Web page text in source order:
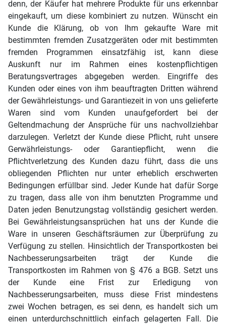
denn, der Käufer hat mehrere Produkte für uns erkennbar
eingekauft, um diese kombiniert zu nutzen. Wünscht ein
Kunde die Klärung, ob von Ihm gekaufte Ware mit
bestimmten fremden Zusatzgeräten oder mit bestimmten
fremden Programmen einsatzfähig ist, kann diese
Auskunft nur im Rahmen eines kostenpflichtigen
Beratungsvertrages abgegeben werden. Eingriffe des
Kunden oder eines von ihm beauftragten Dritten während
der Gewährleistungs- und Garantiezeit in von uns gelieferte
Waren sind vom Kunden unaufgefordert bei der
Geltendmachung der Ansprüche für uns nachvollziehbar
darzulegen. Verletzt der Kunde diese Pflicht, ruht unsere
Gerwährleistungs- oder Garantiepflicht, wenn die
Pflichtverletzung des Kunden dazu führt, dass die uns
obliegenden Pflichten nur unter erheblich erschwerten
Bedingungen erfüllbar sind. Jeder Kunde hat dafür Sorge
zu tragen, dass alle von ihm benutzten Programme und
Daten jeden Benutzungstag vollständig gesichert werden.
Bei Gewährleistungsansprüchen hat uns der Kunde die
Ware in unseren Geschäftsräumen zur Überprüfung zu
Verfügung zu stellen. Hinsichtlich der Transportkosten bei
Nachbesserungsarbeiten trägt der Kunde die
Transportkosten im Rahmen von § 476 a BGB. Setzt uns
der Kunde eine Frist zur Erledigung von
Nachbesserungsarbeiten, muss diese Frist mindestens
zwei Wochen betragen, es sei denn, es handelt sich um
einen unterdurchschnittlich einfach gelagerten Fall. Die